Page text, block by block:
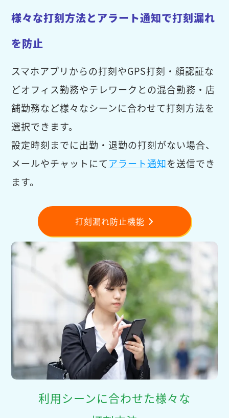
様々な打刻方法とアラート通知で打刻漏れ
を防止
スマホアプリからの打刻やGPS打刻・顔認証な
どオフィス勤務やテレワークとの混合勤務・店
舗勤務など様々なシーンに合わせて打刻方法を
選択できます。
設定時刻までに出勤・退勤の打刻がない場合、
メールやチャットにてアラート通知を送信でき
ます。
打刻漏れ防止機能
利用シーンに合わせた様々な